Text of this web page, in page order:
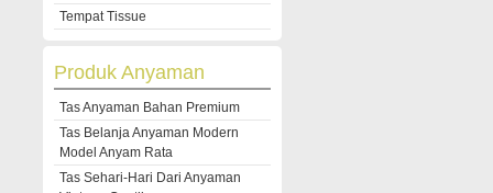
Tempat Tissue
Produk Anyaman
Tas Anyaman Bahan Premium
Tas Belanja Anyaman Modern
Model Anyam Rata
Tas Sehari-Hari Dari Anyaman